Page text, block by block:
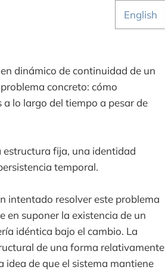
English
dinámico de continuidad de un
concreto: cómo
lo largo del tiempo a pesar de
estructura fija, una identidad
temporal.
intentado resolver este problema
en suponer la existencia de un
idéntica bajo el cambio. La
de una forma relativamente
idea de que el sistema mantiene